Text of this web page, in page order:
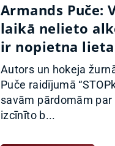
Armands Puče:
laikā nelieto
ir nopietna lieta
Autors un hokeja
Puče raidījumā
savām pārdomām
izcīnīto b...